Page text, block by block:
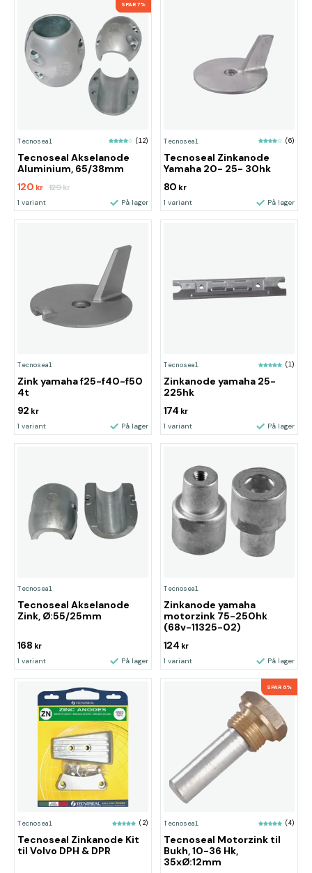
SPAR 7%
Tecnoseal (12)
Tecnoseal Akselanode
Aluminium, 65/38mm
120 kr 129kr
1 variant På lager
Tecnoseal (6)
Tecnoseal Zinkanode
Yamaha 20- 25- 30hk
80 kr
1 variant På lager
Tecnoseal
Zink yamaha f25-f40-f50
4t
92 kr
1 variant På lager
Tecnoseal (1)
Zinkanode yamaha 25-
225hk
174 kr
1 variant På lager
Tecnoseal
Tecnoseal Akselanode
Zink, Ø:55/25mm
168 kr
1 variant På lager
Tecnoseal
Zinkanode yamaha
motorzink 75-250hk
(68v-11325-02)
124 kr
1 variant På lager
Tecnoseal (2)
Tecnoseal Zinkanode Kit
til Volvo DPH & DPR
SPAR 6%
Tecnoseal (4)
Tecnoseal Motorzink til
Bukh, 10-36 Hk,
35xØ:12mm